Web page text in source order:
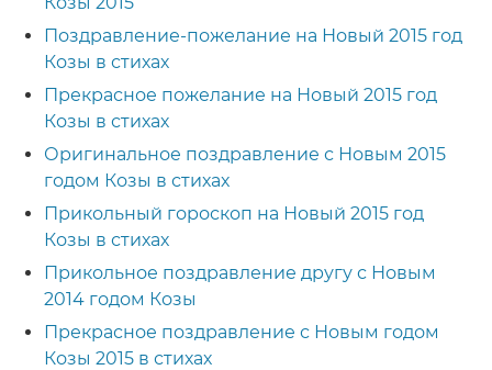
Поздравление-пожелание на Новый 2015 год
Козы в стихах
Прекрасное пожелание на Новый 2015 год
Козы в стихах
Оригинальное поздравление с Новым 2015
годом Козы в стихах
Прикольный гороскоп на Новый 2015 год
Козы в стихах
Прикольное поздравление другу с Новым
2014 годом Козы
Прекрасное поздравление с Новым годом
Козы 2015 в стихах